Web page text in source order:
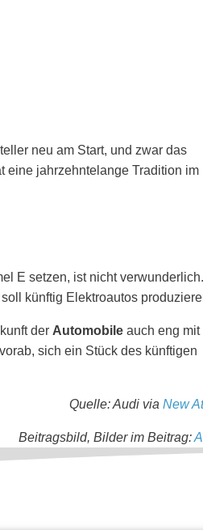
neu am Start, und zwar das
eine jahrzehntelange Tradition im
E setzen, ist nicht verwunderlich.
künftig Elektroautos
der Automobile auch eng mit
sich ein Stück des künftigen
Quelle: Audi via New
Beitragsbild, Bilder im Beitrag: